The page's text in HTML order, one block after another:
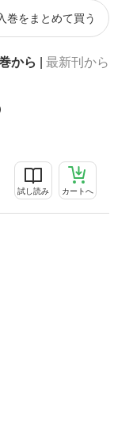
巻をまとめて買う
から 最新刊から
試し読み カートへ